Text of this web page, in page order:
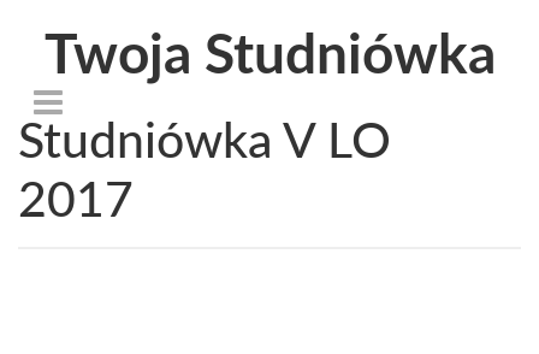
Twoja Studniówka
Studniówka V LO
2017